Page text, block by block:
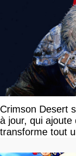
Crimson Desert
à jour, qui
transforme tout